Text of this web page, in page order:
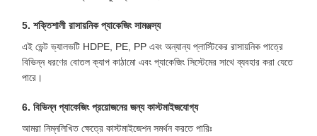
5. শক্তিশালী রাসায়নিক প্যাকেজিং সামঞ্জস্য
এই ভেন্ট ভ্যালভটি HDPE, PE, PP এবং অন্যান্য প্লাস্টিকের রাসায়নিক পাত্রে
বিভিন্ন ধরণের বোতল ক্যাপ কাঠামো এবং প্যাকেজিং সিস্টেমের সাথে ব্যবহার করা যেতে
পারে।
6. বিভিন্ন প্যাকেজিং প্রয়োজনের জন্য কাস্টমাইজযোগ্য
আমরা নিম্নলিখিত ক্ষেত্রে কাস্টমাইজেশন সমর্থন করতে পারিঃ